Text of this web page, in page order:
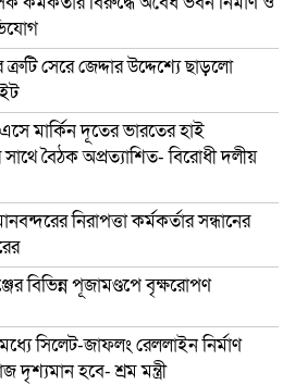
সেরে জেদ্দার উদ্দেশ্যে ছাড়লো
মার্কিন দূতের ভারতের হাই
বৈঠক অপ্রত্যাশিত- বিরোধী দলীয়
নিরাপত্তা কর্মকর্তার সন্ধানের
বিভিন্ন পূজামণ্ডপে বৃক্ষরোপণ
সিলেট-জাফলং রেললাইন নির্মাণ
দৃশ্যমান হবে- শ্রম মন্ত্রী